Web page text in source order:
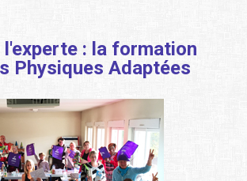
l'experte : la formation
Physiques Adaptées